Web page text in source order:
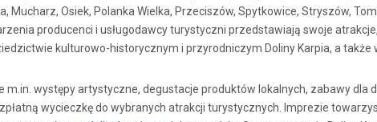
Mucharz, Osiek, Polanka Wielka, Przeciszów, Spytkowice, Stryszów,
producenci i usługodawcy turystyczni przedstawiają swoje
kulturowo-historycznym i przyrodniczym Doliny Karpia, a także
występy artystyczne, degustacje produktów lokalnych, zabawy dla
wycieczkę do wybranych atrakcji turystycznych. Imprezie